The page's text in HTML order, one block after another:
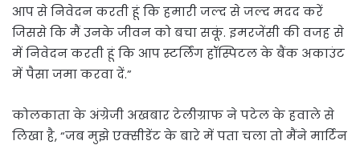
आप से निवेदन करती हूं कि हमारी जल्द से जल्द मदद करें
जिससे कि मैं उनके जीवन को बचा सकूं. इमरजेंसी की वजह से
में निवेदन करती हूं कि आप स्टर्लिंग हॉस्पिटल के बैंक अकाउंट
में पैसा जमा करवा दें.”
कोलकाता के अंग्रेजी अखबार टेलीग्राफ ने पटेल के हवाले से
लिखा है, “जब मुझे एक्सीडेंट के बारे में पता चला तो मैंने मार्टिन